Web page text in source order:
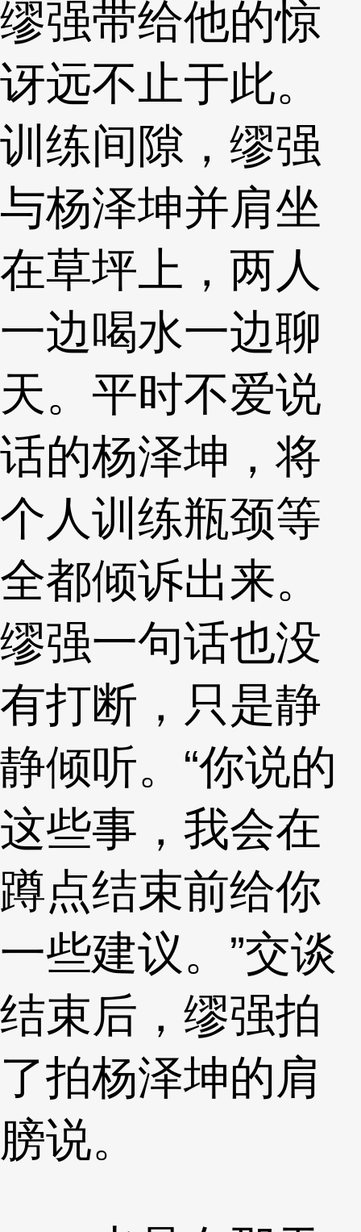
缪强带给他的惊
讶远不止于此。
训练间隙，缪强
与杨泽坤并肩坐
在草坪上，两人
一边喝水一边聊
天。平时不爱说
话的杨泽坤，将
个人训练瓶颈等
全都倾诉出来。
缪强一句话也没
有打断，只是静
静倾听。“你说的
这些事，我会在
蹲点结束前给你
一些建议。”交谈
结束后，缪强拍
了拍杨泽坤的肩
膀说。